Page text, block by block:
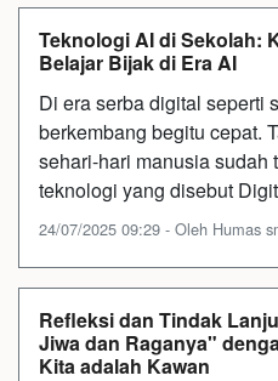
Teknologi AI di Sekolah:
Belajar Bijak di Era AI
Di era serba digital seperti
berkembang begitu cepat.
sehari-hari manusia sudah
teknologi yang disebut
24/07/2025 09:29 - Oleh Humas
Refleksi dan Tindak
Jiwa dan Raganya"
Kita adalah Kawan